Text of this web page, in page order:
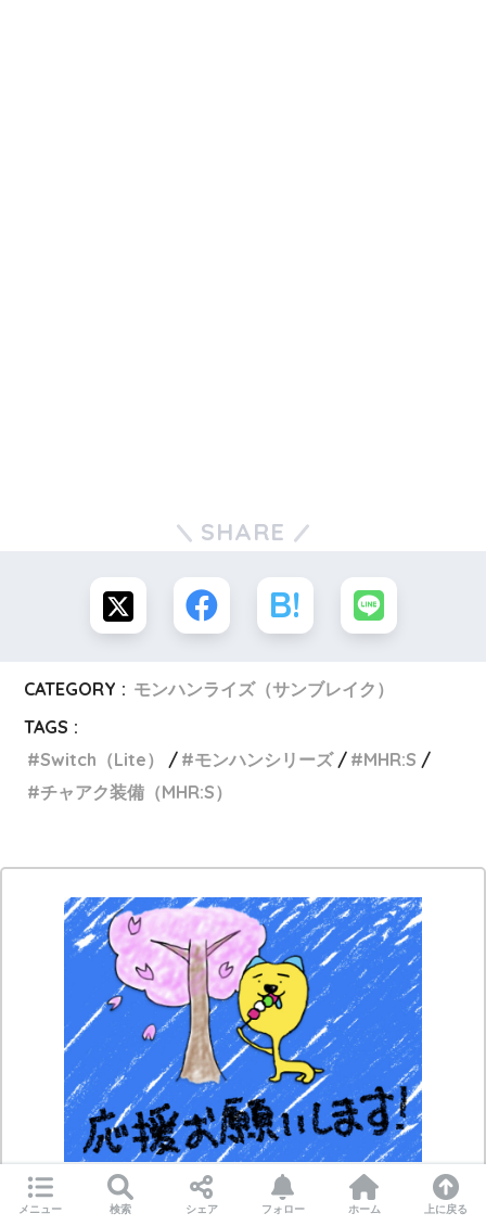
SHARE
CATEGORY : モンハンライズ（サンブレイク）
TAGS :
Switch（Lite）
モンハンシリーズ
MHR:S
チャアク装備（MHR:S）
当ブログはクリエイター応援プラットフォーム「 OFUSE」
メニュー 検索 シェア フォロー ホーム 上に戻る